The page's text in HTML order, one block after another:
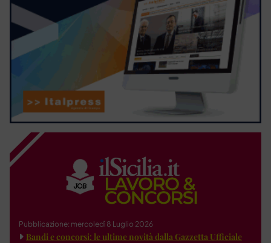
Pubblicazione: mercoledì 8 Luglio 2026
Bandi e concorsi: le ultime novità dalla Gazzetta Ufficiale